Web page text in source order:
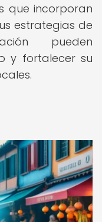
que incorporan
estrategias de
pueden
y fortalecer su